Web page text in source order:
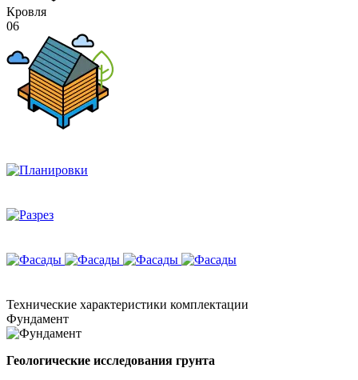
Кровля
06
Технические характеристики комплектации
Фундамент
Геологические исследования грунта